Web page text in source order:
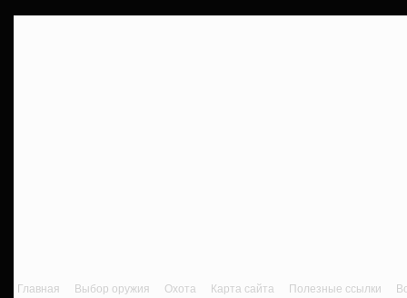
Главная Выбор оружия Охота Карта сайта Полезные ссылки